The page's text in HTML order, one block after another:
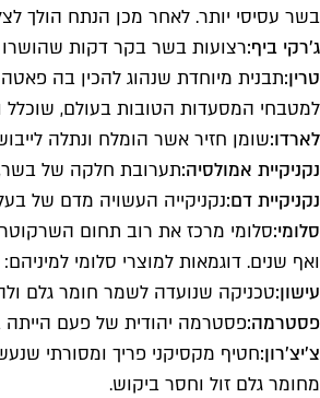
בשר עסיסי יותר. לאחר מכן הנתח הולך
ג'רקי ביף:רצועות בשר בקר דקות
טרין:תבנית מיוחדת שנהוג להכין בה
למטבחי המסעדות הטובות בעולם, שוכלל
לארדו:שומן חזיר אשר הומלח ונתלה
נקניקיית אמולסיה:תערובת חלקה של בשר,
נקניקיית דם:נקניקייה העשויה מדם של
סלומי:סלומי מרכז את רוב תחום
ואף שנים. דוגמאות למוצרי סלומי
עישון:טכניקה שנועדה לשמר חומר גלם
פסטרמה:פסטרמה יהודית של פעם
צ'יצ'רון:חטיף מקסיקני פריך ומסורתי
מחומר גלם זול וחסר ביקוש.